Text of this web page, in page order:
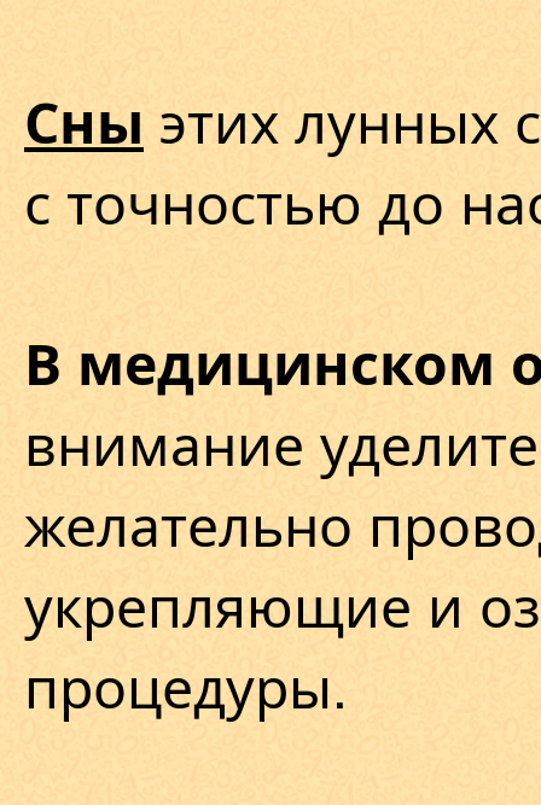
Сны этих лунных
с точностью до
В медицинском
внимание
желательно
укрепляющие и
процедуры.